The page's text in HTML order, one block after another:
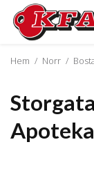
Hoppa
innehåll
Hem / Norr /